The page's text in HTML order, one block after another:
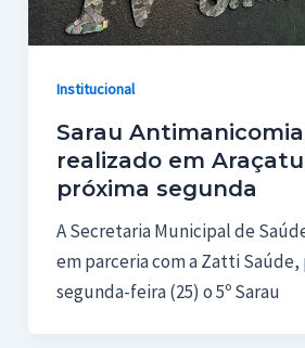
Institucional
Sarau
realizado em
próxima segunda
A Secretaria Municipal de
em parceria com a Zatti Saúde,
segunda-feira (25) o 5º Sarau